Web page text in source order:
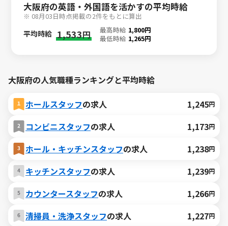
大阪府の英語・外国語を活かすの平均時給
※ 08月03日時点掲載の2件をもとに算出
平均時給 1,533円 最高時給 1,800円
最低時給 1,265円
大阪府の人気職種ランキングと平均時給
ホールスタッフの求人 1,245円
コンビニスタッフの求人 1,173円
ホール・キッチンスタッフの求人 1,238円
キッチンスタッフの求人 1,239円
カウンタースタッフの求人 1,266円
清掃員・洗浄スタッフの求人 1,227円